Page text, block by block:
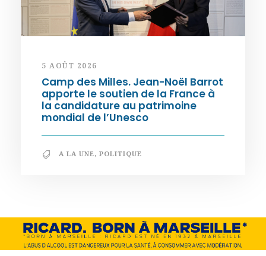
5 AOÛT 2026
Camp des Milles. Jean-Noël Barrot
apporte le soutien de la France à
la candidature au patrimoine
mondial de l’Unesco
A LA UNE, POLITIQUE